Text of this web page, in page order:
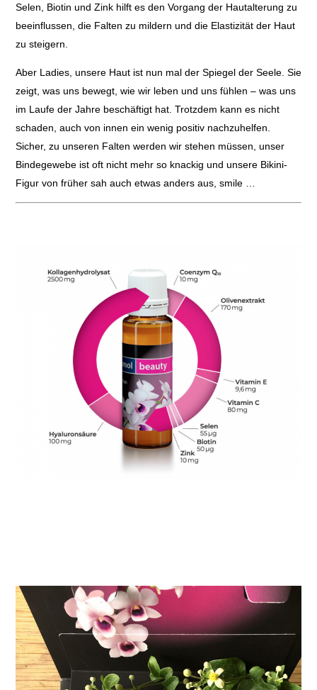
Selen, Biotin und Zink hilft es den Vorgang der Hautalterung zu
beeinflussen, die Falten zu mildern und die Elastizität der Haut
zu steigern.
Aber Ladies, unsere Haut ist nun mal der Spiegel der Seele. Sie
zeigt, was uns bewegt, wie wir leben und uns fühlen – was uns
im Laufe der Jahre beschäftigt hat. Trotzdem kann es nicht
schaden, auch von innen ein wenig positiv nachzuhelfen.
Sicher, zu unseren Falten werden wir stehen müssen, unser
Bindegewebe ist oft nicht mehr so knackig und unsere Bikini-
Figur von früher sah auch etwas anders aus, smile …